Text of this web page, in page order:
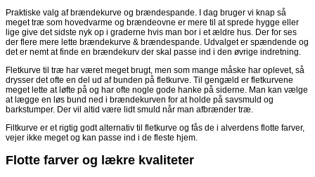
Praktiske valg af brændekurve og brændespande. I dag bruger vi knap så
meget træ som hovedvarme og brændeovne er mere til at sprede hygge eller
lige give det sidste nyk op i graderne hvis man bor i et ældre hus. Der for ses
der flere mere lette brændekurve & brændespande. Udvalget er spændende og
det er nemt at finde en brændekurv der skal passe ind i den øvrige indretning.
Fletkurve til træ har været meget brugt, men som mange måske har oplevet, så
drysser det ofte en del ud af bunden på fletkurve. Til gengæld er fletkurvene
meget lette at løfte på og har ofte nogle gode hanke på siderne. Man kan vælge
at lægge en løs bund ned i brændekurven for at holde på savsmuld og
barkstumper. Der vil altid være lidt smuld når man afbrænder træ.
Filtkurve er et rigtig godt alternativ til fletkurve og fås de i alverdens flotte farver,
vejer ikke meget og kan passe ind i de fleste hjem.
Flotte farver og lækre kvaliteter